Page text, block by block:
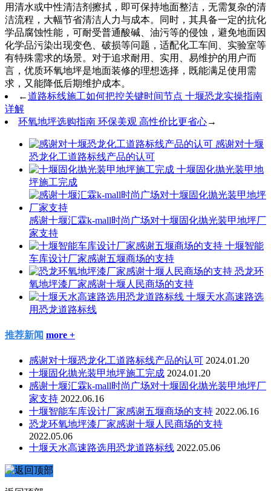
用清水或中性清洁剂擦拭，即可保持地面整洁，无需复杂的清
洁流程，大幅节省清洁人力与成本。同时，其具备一定的抗化
学品腐蚀性能，可耐受普通酸碱、油污等的侵蚀，避免地面因
化学品污染出现变色、破损等问题，适配化工车间、实验室等
有特殊需求的场景。对于追求耐用、实用、易维护的用户而
言，优质环氧地坪是地面装修的理想选择，既能满足使用需
求，又能降低后期维护成本。
←道路标线施工如何把控关键时间节点 十堰恐龙实操指南
详解
环氧地坪选购指南 环保美观 高性价比更省心→
感谢对十堰
恐龙化工道路标线产品的认可
十堰固化抛光装甲地
坪施工完成
感谢十堰汇霖k-mall时尚广场对十堰固化抛光装甲地坪厂
家支持
十堰智能
车库设计厂家感谢五堰商场的支持
恐龙环
氧地坪漆厂家感谢十堰人民商场的支持
十堰天水高速路选
用恐龙道路标线
推荐新闻 more +
感谢对十堰恐龙化工道路标线产品的认可 2024.01.20
十堰固化抛光装甲地坪施工完成 2024.01.20
感谢十堰汇霖k-mall时尚广场对十堰固化抛光装甲地坪厂
家支持 2022.06.16
十堰智能车库设计厂家感谢五堰商场的支持 2022.06.16
恐龙环氧地坪漆厂家感谢十堰人民商场的支持
2022.05.06
十堰天水高速路选用恐龙道路标线 2022.05.06